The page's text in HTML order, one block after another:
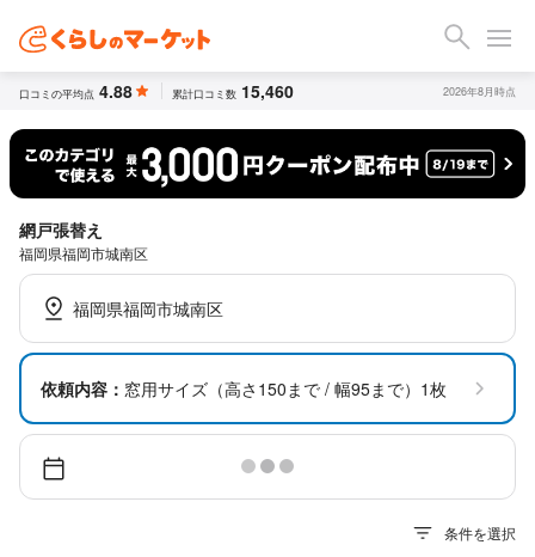
口コミの平均点 4.88 累計口コミ数 15,460 2026年8月時点
網戸張替え
福岡県福岡市城南区
福岡県福岡市城南区
依頼内容： 窓用サイズ（高さ150まで / 幅95まで）1枚
条件を選択